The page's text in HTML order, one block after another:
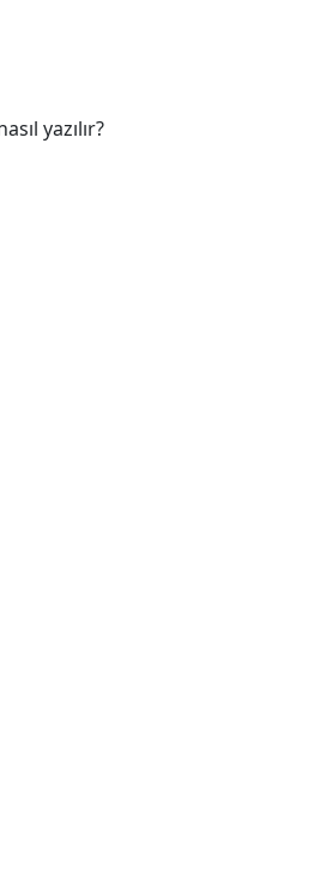
yazılır?